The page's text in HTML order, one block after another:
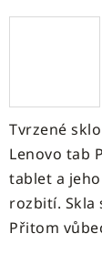
Tvrzené
Lenovo tab
tablet a
rozbití. Skla
Přitom